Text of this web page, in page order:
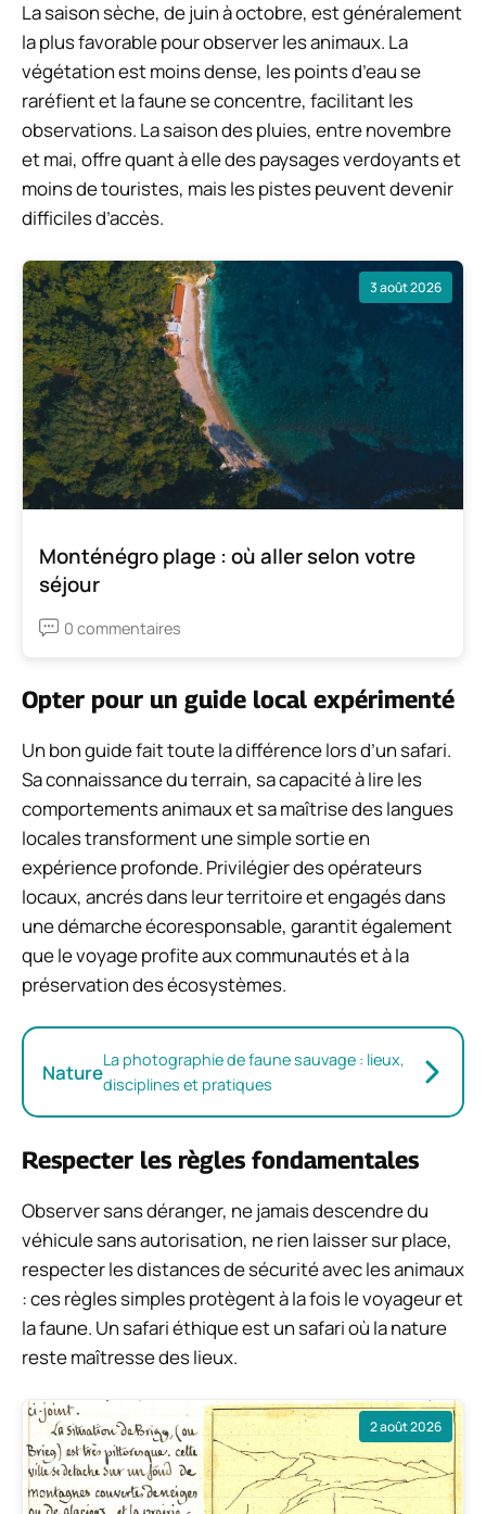
La saison sèche, de juin à octobre, est généralement
la plus favorable pour observer les animaux. La
végétation est moins dense, les points d’eau se
raréfient et la faune se concentre, facilitant les
observations. La saison des pluies, entre novembre
et mai, offre quant à elle des paysages verdoyants et
moins de touristes, mais les pistes peuvent devenir
difficiles d’accès.
3 août 2026
Monténégro plage : où aller selon votre
séjour
0 commentaires
Opter pour un guide local expérimenté
Un bon guide fait toute la différence lors d’un safari.
Sa connaissance du terrain, sa capacité à lire les
comportements animaux et sa maîtrise des langues
locales transforment une simple sortie en
expérience profonde. Privilégier des opérateurs
locaux, ancrés dans leur territoire et engagés dans
une démarche écoresponsable, garantit également
que le voyage profite aux communautés et à la
préservation des écosystèmes.
NatureLa photographie de faune sauvage : lieux,
disciplines et pratiques
Respecter les règles fondamentales
Observer sans déranger, ne jamais descendre du
véhicule sans autorisation, ne rien laisser sur place,
respecter les distances de sécurité avec les animaux
: ces règles simples protègent à la fois le voyageur et
la faune. Un safari éthique est un safari où la nature
reste maîtresse des lieux.
2 août 2026